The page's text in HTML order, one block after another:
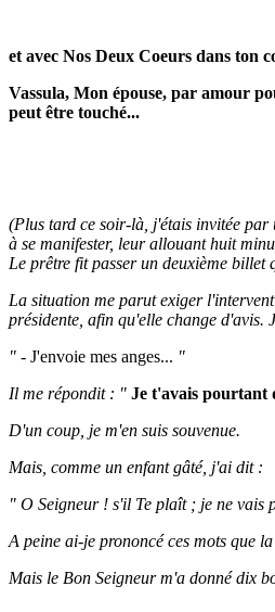
et avec Nos Deux Coeurs dans ton
Vassula, Mon épouse, par amour
peut être touché...
(Plus tard ce soir-là, j'étais invitée par
à se manifester, leur allouant huit
Le prêtre fit passer un deuxième billet
La situation me parut exiger
présidente, afin qu'elle change d'avis.
" - J'envoie mes anges... "
Il me répondit : " Je t'avais pourtant
D'un coup, je m'en suis souvenue.
Mais, comme un enfant gâté, j'ai dit :
" O Seigneur ! s'il Te plaît ; je ne vais
A peine ai-je prononcé ces mots que
Mais le Bon Seigneur m'a donné dix